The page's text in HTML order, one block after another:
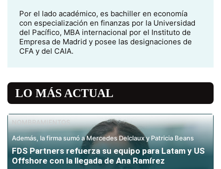
Por el lado académico, es bachiller en economía
con especialización en finanzas por la Universidad
del Pacífico, MBA internacional por el Instituto de
Empresa de Madrid y posee las designaciones de
CFA y del CAIA.
LO MÁS ACTUAL
NOMBRAMIENTOS
Además, la firma sumó a Mercedes Delclaux y Patricia Beans
FDS Partners refuerza su equipo para Latam y US
Offshore con la llegada de Ana Ramírez